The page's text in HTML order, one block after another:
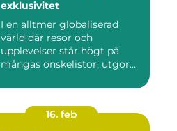
exklusivitet
I en alltmer globaliserad
värld där resor och
upplevelser står högt på
mångas önskelistor, utgör
16. feb